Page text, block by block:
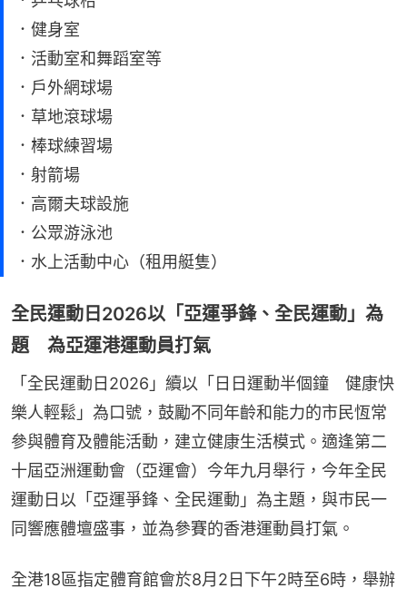
．健身室
．活動室和舞蹈室等
．戶外網球場
．草地滾球場
．棒球練習場
．射箭場
．高爾夫球設施
．公眾游泳池
．水上活動中心（租用艇隻）
全民運動日2026以「亞運爭鋒、全民運動」為
題 為亞運港運動員打氣
「全民運動日2026」續以「日日運動半個鐘　健康快
樂人輕鬆」為口號，鼓勵不同年齡和能力的市民恆常
參與體育及體能活動，建立健康生活模式。適逢第二
十屆亞洲運動會（亞運會）今年九月舉行，今年全民
運動日以「亞運爭鋒、全民運動」為主題，與巿民一
同響應體壇盛事，並為參賽的香港運動員打氣。
全港18區指定體育館會於8月2日下午2時至6時，舉辦